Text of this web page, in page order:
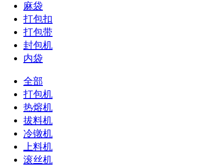
麻袋
打包扣
打包带
封包机
内袋
全部
打包机
热熔机
拔料机
冷镦机
上料机
滚丝机